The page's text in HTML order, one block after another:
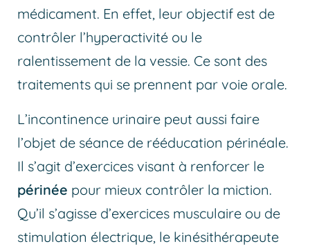
médicament. En effet, leur objectif est de
contrôler l’hyperactivité ou le
ralentissement de la vessie. Ce sont des
traitements qui se prennent par voie orale.
L’incontinence urinaire peut aussi faire
l’objet de séance de rééducation périnéale.
Il s’agit d’exercices visant à renforcer le
périnée pour mieux contrôler la miction.
Qu’il s’agisse d’exercices musculaire ou de
stimulation électrique, le kinésithérapeute